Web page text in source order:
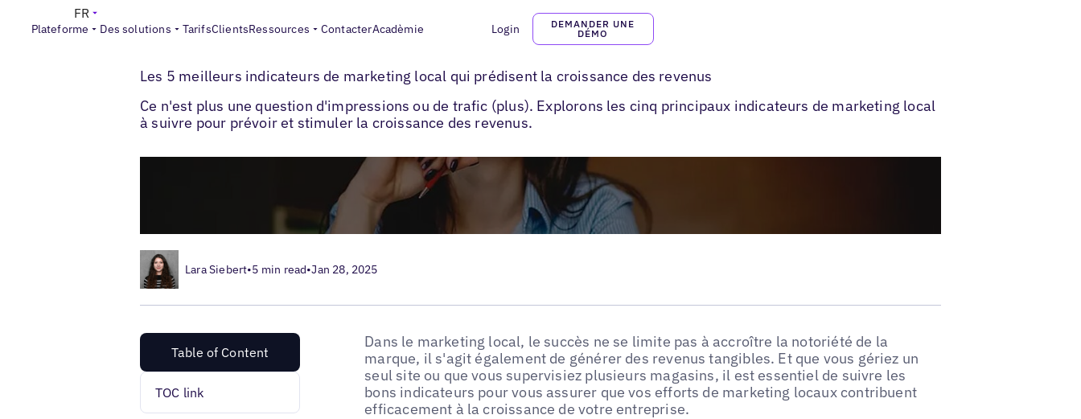
Plateforme Des solutions TarifsClientsRessources ContacterAcadèmie Login
DEMANDER UNE
DÉMO
FR
Blogs> Stratégie de marketing local> Indicateurs de marketing locaux à mesurer
Les 5 meilleurs indicateurs de marketing local qui prédisent la croissance des revenus
Ce n'est plus une question d'impressions ou de trafic (plus). Explorons les cinq principaux indicateurs de marketing local
à suivre pour prévoir et stimuler la croissance des revenus.
Lara Siebert•5 min read•Jan 28, 2025
Table of Content
TOC link
Dans le marketing local, le succès ne se limite pas à accroître la notoriété de la
marque, il s'agit également de générer des revenus tangibles. Et que vous gériez un
seul site ou que vous supervisiez plusieurs magasins, il est essentiel de suivre les
bons indicateurs pour vous assurer que vos efforts de marketing locaux contribuent
efficacement à la croissance de votre entreprise.